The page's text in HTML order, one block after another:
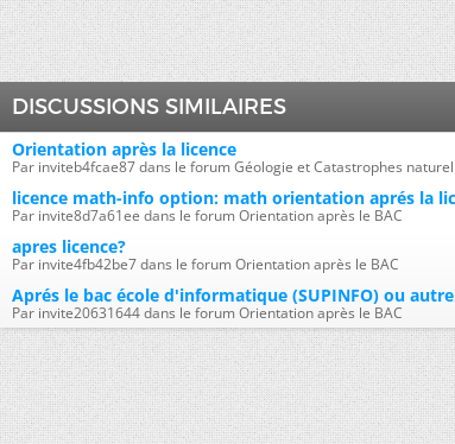
DISCUSSIONS SIMILAIRES
Orientation après la licence
Par inviteb4fcae87 dans le forum Géologie et Catastrophes
licence math-info option: math orientation aprés la
Par invite8d7a61ee dans le forum Orientation après le BAC
apres licence?
Par invite4fb42be7 dans le forum Orientation après le BAC
Aprés le bac école d'informatique (SUPINFO) ou
Par invite20631644 dans le forum Orientation après le BAC